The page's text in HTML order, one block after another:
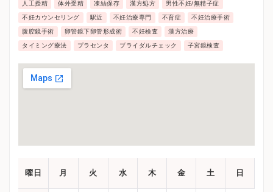
殖医療を実施しています。
人工授精 体外受精 凍結保存 漢方処方 男性不妊/無精子症
不妊カウンセリング 駅近 不妊治療専門 不育症 不妊治療手術
腹腔鏡手術 卵管鏡下卵管形成術 不妊検査 漢方治療
タイミング療法 プラセンタ ブライダルチェック 子宮鏡検査
曜日 月 火 水 木 金 土 日